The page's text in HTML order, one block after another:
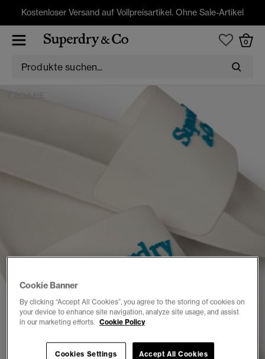
Kostenloser Versand auf Vollpreisartikel. Ohne Sale-Artikel
0
Cookie Banner
By clicking “Accept All Cookies”, you agree to the storing of cookies on
your device to enhance site navigation, analyze site usage, and assist
in our marketing efforts. Cookie Policy
Accept All Cookies
Cookies Settings